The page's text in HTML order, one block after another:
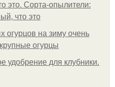
это. Сорта-опылители:
что это
огурцов на зиму очень
огурцы
удобрение для клубники.